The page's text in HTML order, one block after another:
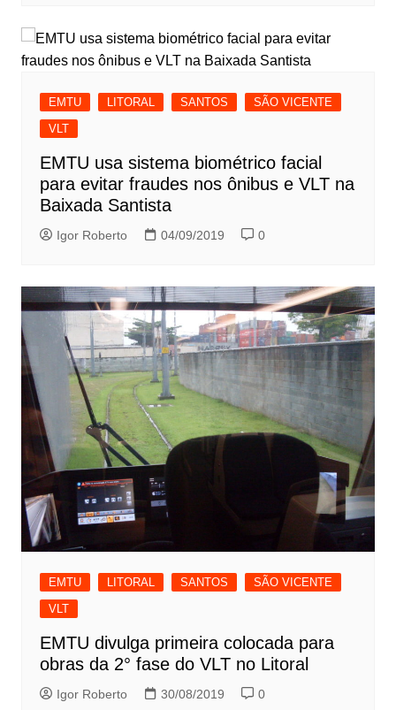
EMTU LITORAL SANTOS
SÃO VICENTE
VLT
EMTU usa sistema biométrico facial
para evitar fraudes nos ônibus e VLT na
Baixada Santista
Igor Roberto 04/09/2019 0
EMTU LITORAL SANTOS
SÃO VICENTE
VLT
EMTU divulga primeira colocada para
obras da 2° fase do VLT no Litoral
Igor Roberto 30/08/2019 0